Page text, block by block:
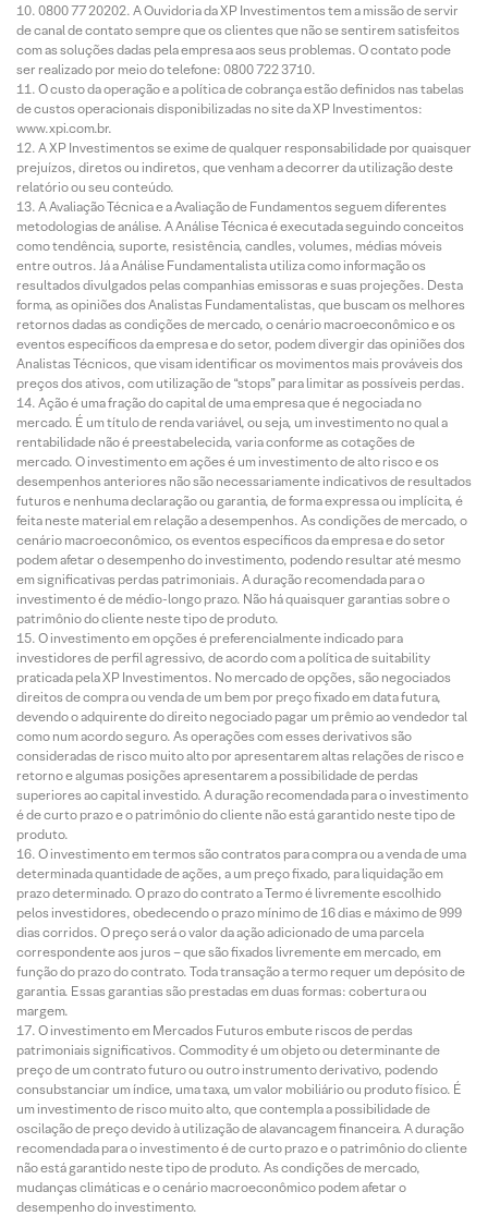
0800 77 20202. A Ouvidoria da XP Investimentos tem a missão de servir
de canal de contato sempre que os clientes que não se sentirem satisfeitos
com as soluções dadas pela empresa aos seus problemas. O contato pode
ser realizado por meio do telefone: 0800 722 3710.
O custo da operação e a política de cobrança estão definidos nas tabelas
de custos operacionais disponibilizadas no site da XP Investimentos:
www.xpi.com.br.
A XP Investimentos se exime de qualquer responsabilidade por quaisquer
prejuízos, diretos ou indiretos, que venham a decorrer da utilização deste
relatório ou seu conteúdo.
A Avaliação Técnica e a Avaliação de Fundamentos seguem diferentes
metodologias de análise. A Análise Técnica é executada seguindo conceitos
como tendência, suporte, resistência, candles, volumes, médias móveis
entre outros. Já a Análise Fundamentalista utiliza como informação os
resultados divulgados pelas companhias emissoras e suas projeções. Desta
forma, as opiniões dos Analistas Fundamentalistas, que buscam os melhores
retornos dadas as condições de mercado, o cenário macroeconômico e os
eventos específicos da empresa e do setor, podem divergir das opiniões dos
Analistas Técnicos, que visam identificar os movimentos mais prováveis dos
preços dos ativos, com utilização de “stops” para limitar as possíveis perdas.
Ação é uma fração do capital de uma empresa que é negociada no
mercado. É um título de renda variável, ou seja, um investimento no qual a
rentabilidade não é preestabelecida, varia conforme as cotações de
mercado. O investimento em ações é um investimento de alto risco e os
desempenhos anteriores não são necessariamente indicativos de resultados
futuros e nenhuma declaração ou garantia, de forma expressa ou implícita, é
feita neste material em relação a desempenhos. As condições de mercado, o
cenário macroeconômico, os eventos específicos da empresa e do setor
podem afetar o desempenho do investimento, podendo resultar até mesmo
em significativas perdas patrimoniais. A duração recomendada para o
investimento é de médio-longo prazo. Não há quaisquer garantias sobre o
patrimônio do cliente neste tipo de produto.
O investimento em opções é preferencialmente indicado para
investidores de perfil agressivo, de acordo com a política de suitability
praticada pela XP Investimentos. No mercado de opções, são negociados
direitos de compra ou venda de um bem por preço fixado em data futura,
devendo o adquirente do direito negociado pagar um prêmio ao vendedor tal
como num acordo seguro. As operações com esses derivativos são
consideradas de risco muito alto por apresentarem altas relações de risco e
retorno e algumas posições apresentarem a possibilidade de perdas
superiores ao capital investido. A duração recomendada para o investimento
é de curto prazo e o patrimônio do cliente não está garantido neste tipo de
produto.
O investimento em termos são contratos para compra ou a venda de uma
determinada quantidade de ações, a um preço fixado, para liquidação em
prazo determinado. O prazo do contrato a Termo é livremente escolhido
pelos investidores, obedecendo o prazo mínimo de 16 dias e máximo de 999
dias corridos. O preço será o valor da ação adicionado de uma parcela
correspondente aos juros – que são fixados livremente em mercado, em
função do prazo do contrato. Toda transação a termo requer um depósito de
garantia. Essas garantias são prestadas em duas formas: cobertura ou
margem.
O investimento em Mercados Futuros embute riscos de perdas
patrimoniais significativos. Commodity é um objeto ou determinante de
preço de um contrato futuro ou outro instrumento derivativo, podendo
consubstanciar um índice, uma taxa, um valor mobiliário ou produto físico. É
um investimento de risco muito alto, que contempla a possibilidade de
oscilação de preço devido à utilização de alavancagem financeira. A duração
recomendada para o investimento é de curto prazo e o patrimônio do cliente
não está garantido neste tipo de produto. As condições de mercado,
mudanças climáticas e o cenário macroeconômico podem afetar o
desempenho do investimento.